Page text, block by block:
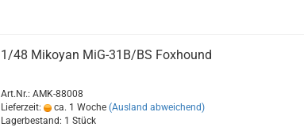
1/48 Mikoyan MiG-31B/BS Foxhound
Art.Nr.: AMK-88008
Lieferzeit:
ca. 1 Woche (Ausland abweichend)
Lagerbestand: 1 Stück